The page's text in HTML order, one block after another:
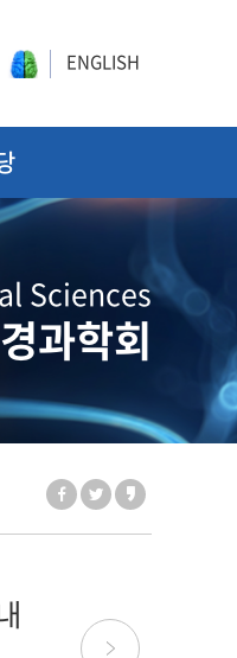
ENGLISH
Sciences
과학회